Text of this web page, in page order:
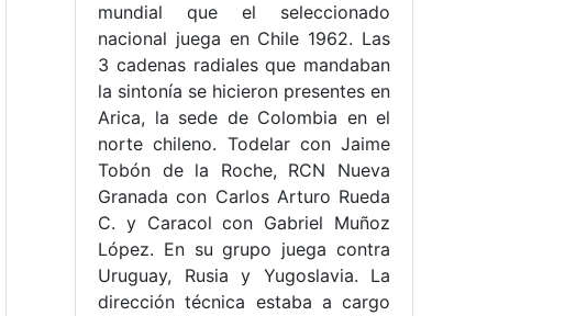
mundial que el seleccionado
nacional juega en Chile 1962. Las
3 cadenas radiales que mandaban
la sintonía se hicieron presentes en
Arica, la sede de Colombia en el
norte chileno. Todelar con Jaime
Tobón de la Roche, RCN Nueva
Granada con Carlos Arturo Rueda
C. y Caracol con Gabriel Muñoz
López. En su grupo juega contra
Uruguay, Rusia y Yugoslavia. La
dirección técnica estaba a cargo